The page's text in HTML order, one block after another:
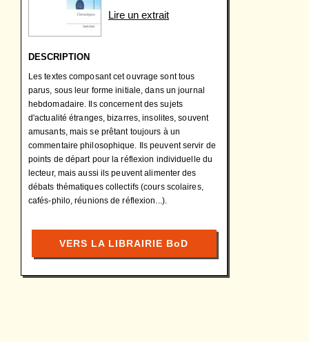
Lire un extrait
DESCRIPTION
Les textes composant cet ouvrage sont tous
parus, sous leur forme initiale, dans un journal
hebdomadaire. Ils concernent des sujets
d'actualité étranges, bizarres, insolites, souvent
amusants, mais se prêtant toujours à un
commentaire philosophique. Ils peuvent servir de
points de départ pour la réflexion individuelle du
lecteur, mais aussi ils peuvent alimenter des
débats thématiques collectifs (cours scolaires,
cafés-philo, réunions de réflexion...).
VERS LA LIBRAIRIE BoD